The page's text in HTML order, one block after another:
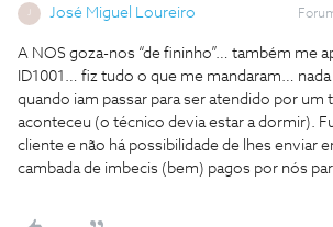
J José Miguel Loureiro
A NOS goza-nos “de fininho”… também me
ID1001… fiz tudo o que me mandaram…
quando iam passar para ser atendido por um
aconteceu (o técnico devia estar a dormir).
cliente e não há possibilidade de lhes enviar
cambada de imbecis (bem) pagos por nós